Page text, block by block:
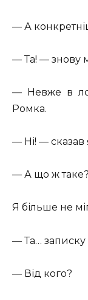
— А
— Та! — знову
— Невже в
Ромка.
— Ні! — сказав
— А що ж
Я більше не
— Та…
— Від кого?